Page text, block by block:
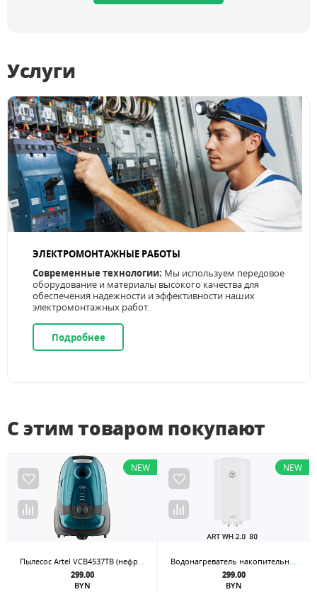
Услуги
ЭЛЕКТРОМОНТАЖНЫЕ РАБОТЫ
Современные технологии: Мы используем передовое
оборудование и материалы высокого качества для
обеспечения надежности и эффективности наших
электромонтажных работ.
Подробнее
С этим товаром покупают
NEW
Пылесос Artel VCB4537TB (нефритовый)
299.00
BYN
NEW
Водонагреватель накопительный Artel ART WH 2.0 80
299.00
BYN